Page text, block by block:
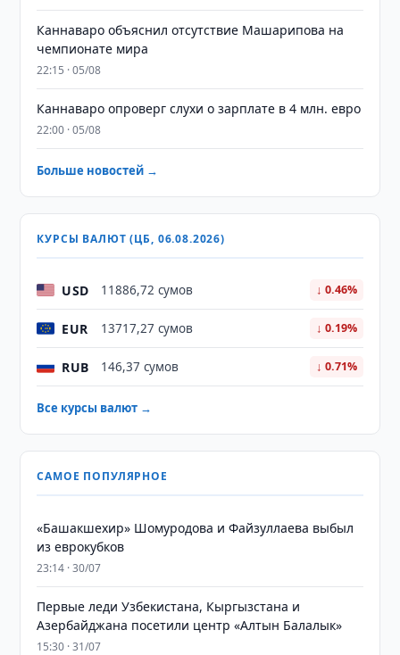
Каннаваро объяснил отсутствие Машарипова на
чемпионате мира
22:15 · 05/08
Каннаваро опроверг слухи о зарплате в 4 млн. евро
22:00 · 05/08
Больше новостей →
КУРСЫ ВАЛЮТ (ЦБ, 06.08.2026)
USD 11886,72 сумов ↓ 0.46%
EUR 13717,27 сумов ↓ 0.19%
RUB 146,37 сумов ↓ 0.71%
Все курсы валют →
САМОЕ ПОПУЛЯРНОЕ
«Башакшехир» Шомуродова и Файзуллаева выбыл
из еврокубков
23:14 · 30/07
Первые леди Узбекистана, Кыргызстана и
Азербайджана посетили центр «Алтын Балалык»
15:30 · 31/07